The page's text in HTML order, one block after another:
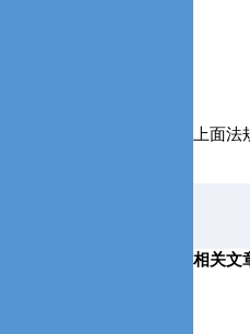
上面
相关文